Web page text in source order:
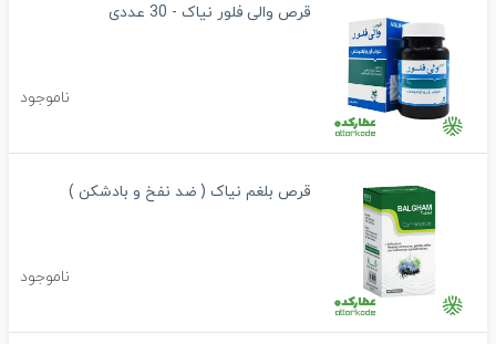
قرص والی فلور نیاک - 30 عددی
ناموجود
قرص بلغم نیاک ( ضد نفخ و بادشکن )
ناموجود